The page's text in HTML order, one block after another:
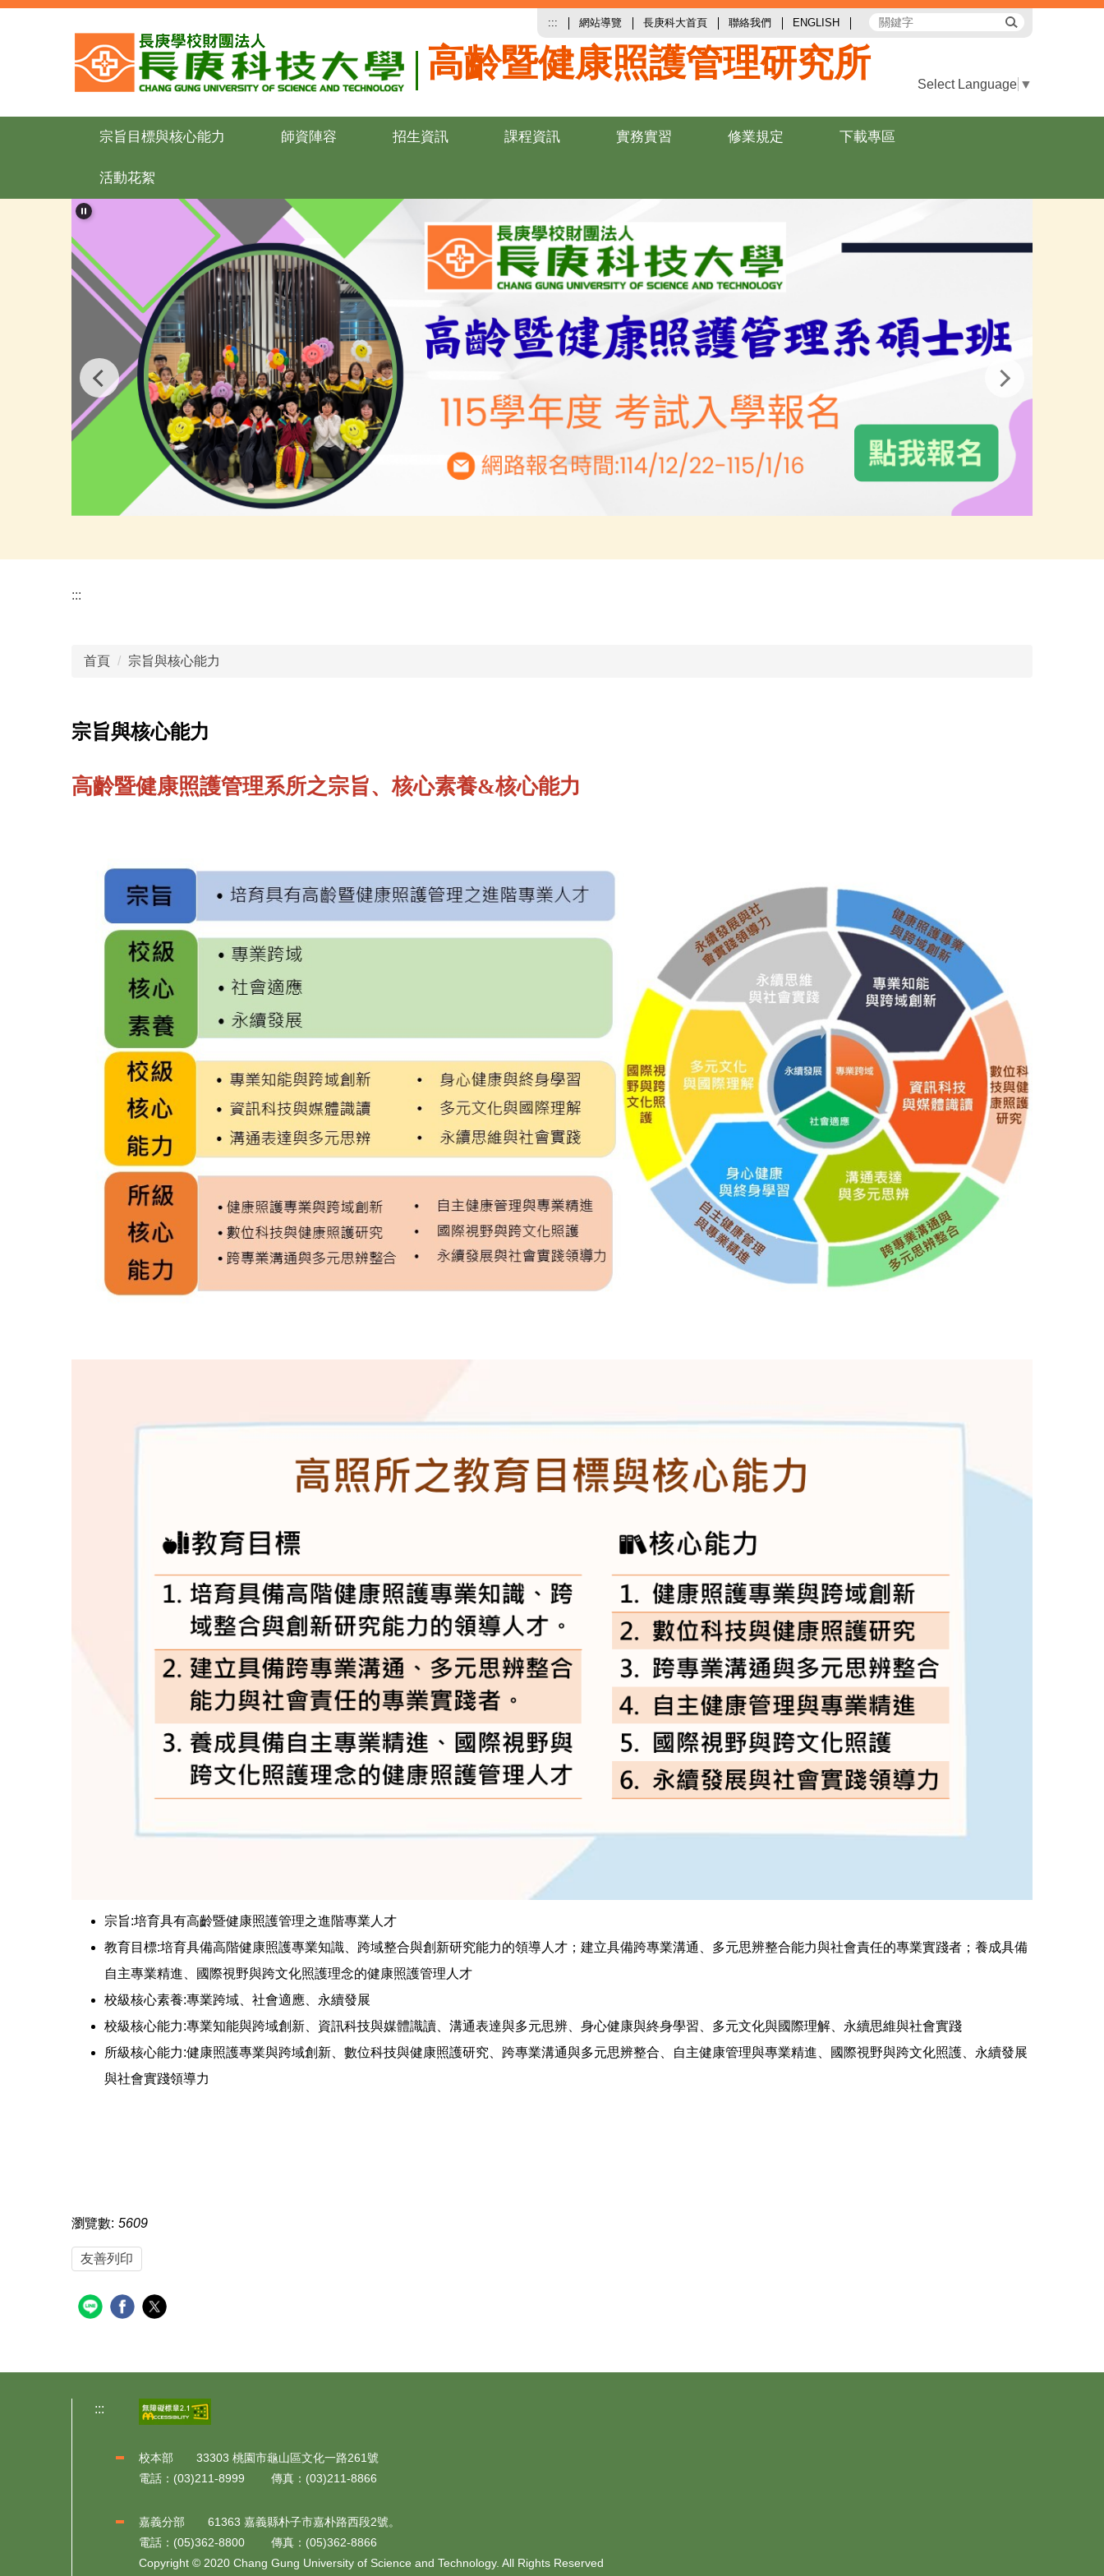
跳
高齡暨健康照護管理研究所
::: 網站導覽 長庚科大首頁 聯絡我們 ENGLISH
Select Language ▼
宗旨目標與核心能力 師資陣容 招生資訊 課程資訊 實務實習 修業規定 下載專區
活動花絮
:::
首頁 宗旨與核心能力
宗旨與核心能力
高齡暨健康照護管理系所之宗旨、核心素養&核心能力
宗旨:培育具有高齡暨健康照護管理之進階專業人才
教育目標:培育具備高階健康照護專業知識、跨域整合與創新研究能力的領導人才；建立具備跨專業溝通、多元思辨整合能力與社會責任的專業實踐者；養成具備
自主專業精進、國際視野與跨文化照護理念的健康照護管理人才
校級核心素養:專業跨域、社會適應、永續發展
校級核心能力:專業知能與跨域創新、資訊科技與媒體識讀、溝通表達與多元思辨、身心健康與終身學習、多元文化與國際理解、永續思維與社會實踐
所級核心能力:健康照護專業與跨域創新、數位科技與健康照護研究、跨專業溝通與多元思辨整合、自主健康管理與專業精進、國際視野與跨文化照護、永續發展
與社會實踐領導力
瀏覽數: 5609
友善列印
:::
校本部 33303 桃園市龜山區文化一路261號
電話：(03)211-8999 傳真：(03)211-8866
嘉義分部 61363 嘉義縣朴子市嘉朴路西段2號。
電話：(05)362-8800 傳真：(05)362-8866
Copyright © 2020 Chang Gung University of Science and Technology. All Rights Reserved